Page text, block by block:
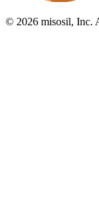
© 2026 misosil, Inc.